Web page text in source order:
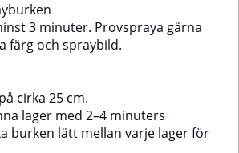
3 minuter. Provspraya gärna
färg och spraybild.
cirka 25 cm.
lager med 2–4 minuters
burken lätt mellan varje lager för